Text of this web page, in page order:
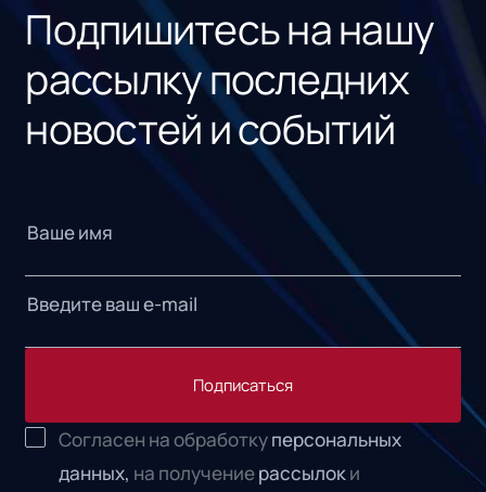
Подпишитесь на нашу
рассылку последних
новостей и событий
Подписаться
Согласен на обработкуперсональных
данных, на получениерассылоки